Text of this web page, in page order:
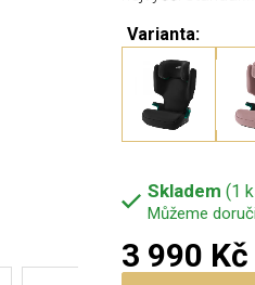
Varianta:
Skladem (1
3 990 Kč